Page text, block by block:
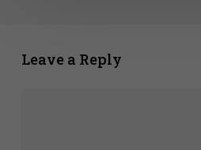
Leave a Reply